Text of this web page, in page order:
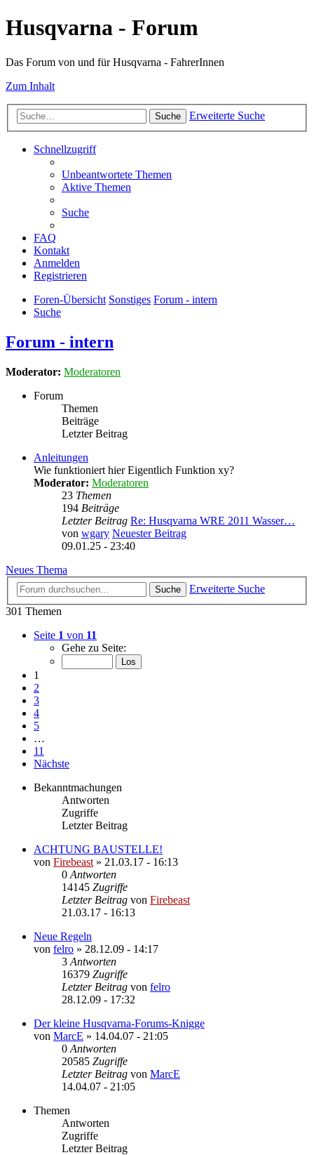
Husqvarna - Forum
Das Forum von und für Husqvarna - FahrerInnen
Zum Inhalt
Suche Erweiterte Suche
Schnellzugriff
Unbeantwortete Themen
Aktive Themen
Suche
FAQ
Kontakt
Anmelden
Registrieren
Foren-Übersicht Sonstiges Forum - intern
Suche
Forum - intern
Moderator: Moderatoren
Forum
Themen
Beiträge
Letzter Beitrag
Anleitungen
Wie funktioniert hier Eigentlich Funktion xy?
Moderator: Moderatoren
23 Themen
194 Beiträge
Letzter Beitrag Re: Husqvarna WRE 2011 Wasser…
von wgary Neuester Beitrag
09.01.25 - 23:40
Neues Thema
Suche
Erweiterte Suche
301 Themen
Seite 1 von 11
Gehe zu Seite:
1
2
3
4
5
…
11
Nächste
Bekanntmachungen
Antworten
Zugriffe
Letzter Beitrag
ACHTUNG BAUSTELLE!
von Firebeast » 21.03.17 - 16:13
0 Antworten
14145 Zugriffe
Letzter Beitrag von Firebeast
21.03.17 - 16:13
Neue Regeln
von felro » 28.12.09 - 14:17
3 Antworten
16379 Zugriffe
Letzter Beitrag von felro
28.12.09 - 17:32
Der kleine Husqvarna-Forums-Knigge
von MarcE » 14.04.07 - 21:05
0 Antworten
20585 Zugriffe
Letzter Beitrag von MarcE
14.04.07 - 21:05
Themen
Antworten
Zugriffe
Letzter Beitrag